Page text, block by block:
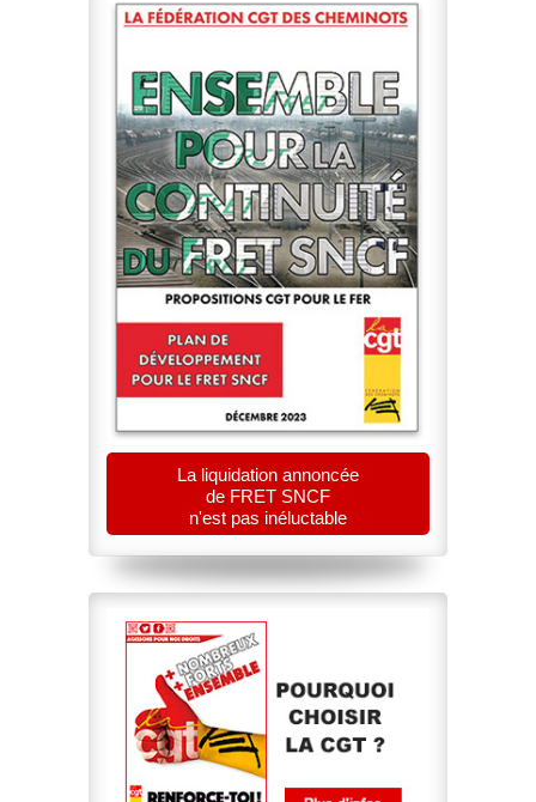
La liquidation annoncée
de FRET SNCF
n'est pas inéluctable